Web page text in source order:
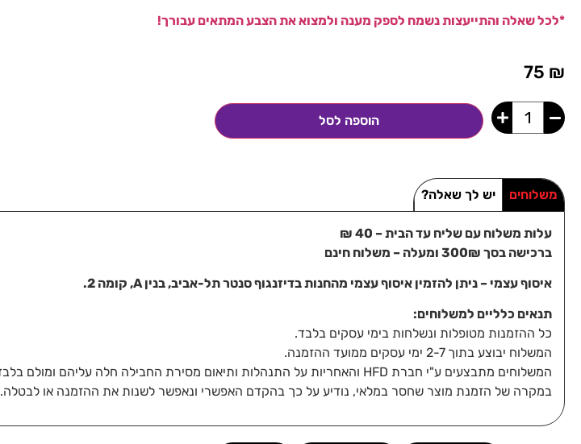
*לכל שאלה והתייעצות נשמח לספק מענה ולמצוא את הצבע המתאים עבורך!
75 ₪
הוספה לסל
משלוחים יש לך שאלה?
עלות משלוח עם שליח עד הבית – 40 ₪
ברכישה בסך 300₪ ומעלה – משלוח חינם
איסוף עצמי – ניתן להזמין איסוף עצמי מהחנות בדיזנגוף סנטר תל-אביב, בנין A, קומה 2.
תנאים כלליים למשלוחים:
כל ההזמנות מטופלות ונשלחות בימי עסקים בלבד.
המשלוח יבוצע בתוך 2-7 ימי עסקים ממועד ההזמנה.
המשלוחים מתבצעים ע"י חברת HFD והאחריות על התנהלות ותיאום מסירת החבילה חלה עליהם ומולם בלבד.
במקרה של הזמנת מוצר שחסר במלאי, נודיע על כך בהקדם האפשרי ונאפשר לשנות את ההזמנה או לבטלה.